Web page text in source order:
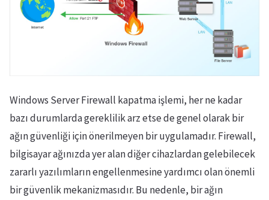
Windows Server Firewall kapatma işlemi, her ne kadar
bazı durumlarda gereklilik arz etse de genel olarak bir
ağın güvenliği için önerilmeyen bir uygulamadır. Firewall,
bilgisayar ağınızda yer alan diğer cihazlardan gelebilecek
zararlı yazılımların engellenmesine yardımcı olan önemli
bir güvenlik mekanizmasıdır. Bu nedenle, bir ağın